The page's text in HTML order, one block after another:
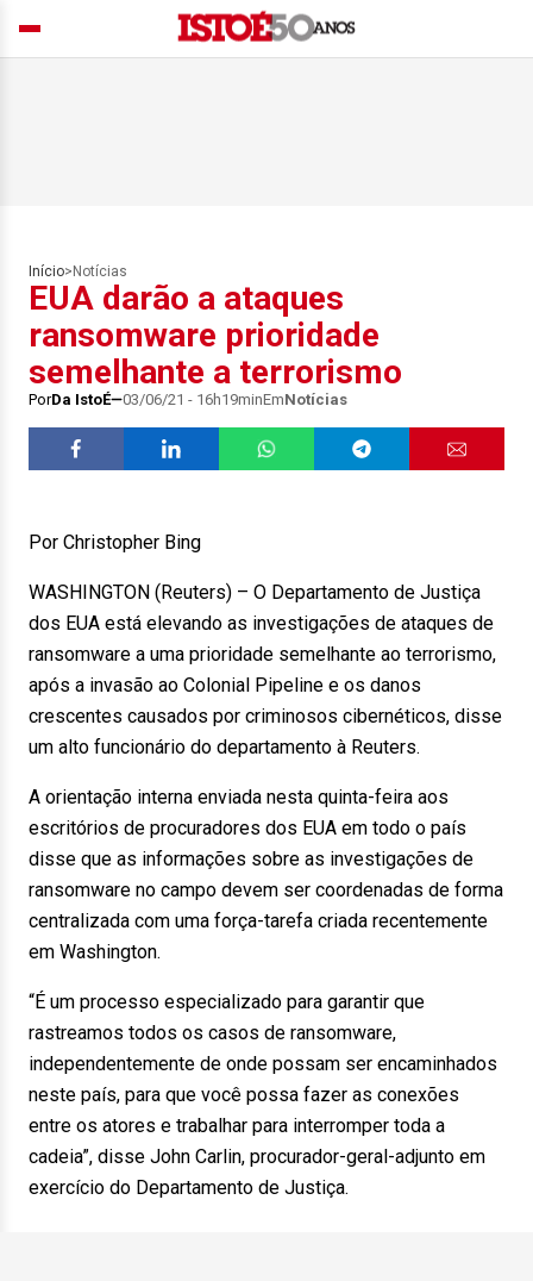
Início> Notícias
EUA darão a ataques
ransomware prioridade
semelhante a terrorismo
PorDa IstoÉ 03/06/21 - 16h19minEmNotícias
Por Christopher Bing
WASHINGTON (Reuters) – O Departamento de Justiça
dos EUA está elevando as investigações de ataques de
ransomware a uma prioridade semelhante ao terrorismo,
após a invasão ao Colonial Pipeline e os danos
crescentes causados por criminosos cibernéticos, disse
um alto funcionário do departamento à Reuters.
A orientação interna enviada nesta quinta-feira aos
escritórios de procuradores dos EUA em todo o país
disse que as informações sobre as investigações de
ransomware no campo devem ser coordenadas de forma
centralizada com uma força-tarefa criada recentemente
em Washington.
“É um processo especializado para garantir que
rastreamos todos os casos de ransomware,
independentemente de onde possam ser encaminhados
neste país, para que você possa fazer as conexões
entre os atores e trabalhar para interromper toda a
cadeia”, disse John Carlin, procurador-geral-adjunto em
exercício do Departamento de Justiça.